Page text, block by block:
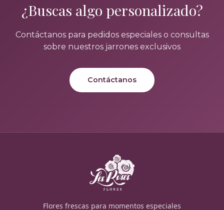
¿Buscas algo personalizado?
Contáctanos para pedidos especiales o consultas
sobre nuestros jarrones exclusivos
Contáctanos
Flores frescas para momentos especiales